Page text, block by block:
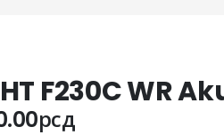
F230C WR
рсд